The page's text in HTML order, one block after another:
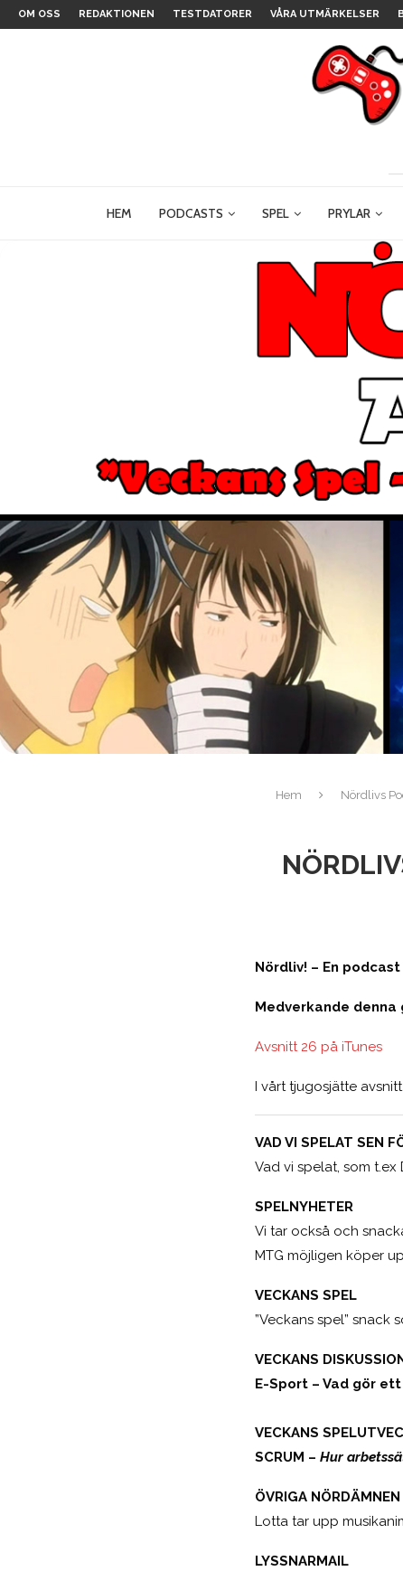
OM OSS REDAKTIONEN TESTDATORER VÅRA UTMÄRKELSER
HEM PODCASTS SPEL PRYLAR
Hem Nördlivs
Nördliv! – En
Medverkande denna
Avsnitt 26 på iTunes
I vårt tjugosjätte
VAD VI SPELAT SEN
Vad vi spelat, som t.ex
SPELNYHETER
Vi tar också och
MTG möjligen köper
VECKANS SPEL
”Veckans spel” snack
VECKANS
E-Sport – Vad gör
VECKANS
SCRUM – Hur
ÖVRIGA NÖRDÄMNEN
Lotta tar upp
LYSSNARMAIL